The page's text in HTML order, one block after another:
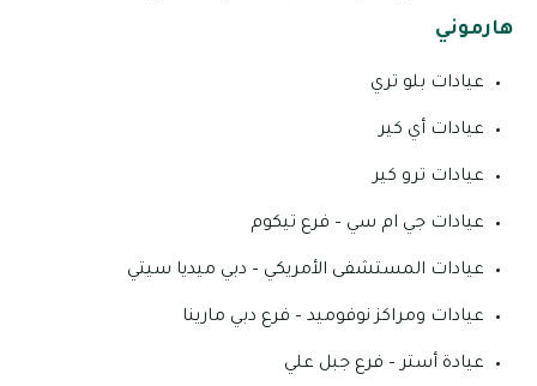
هارموني
عيادات بلو تري
عيادات أي كير
عيادات ترو كير
عيادات جي ام سي – فرع تيكوم
عيادات المستشفى الأمريكي – دبي ميديا سيتي
عيادات ومراكز نوفوميد – فرع دبي مارينا
عيادة أستر – فرع جبل علي